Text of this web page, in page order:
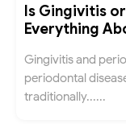
Is Gingivitis
Everything
Gingivitis and
periodontal
traditionally......